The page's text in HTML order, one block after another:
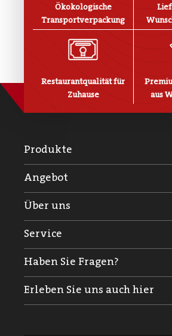
Ökokologische
Transportverpackung
Restaurantqualität für
Zuhause
aus
Produkte
Angebot
Über uns
Service
Haben Sie Fragen?
Erleben Sie uns auch hier